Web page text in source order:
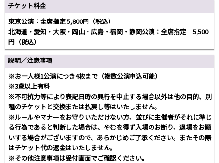
チケット料金
東京公演：全席指定 5,800円（税込）
北海道・愛知・大阪・岡山・広島・福岡・静岡公演：全席指定 5,500
円（税込）
説明／注意事項
※お一人様1公演につき4枚まで（複数公演申込可能）
※3歳以上有料
※不可抗力等により表記日時の興行を中止する場合以外は他の目的、別
種のチケットと交換または払戻し等はいたしません。
※ルールやマナーをお守りいただけない方、並びに主催者がそれに準じ
る行為であると判断した場合は、やむを得ず入場のお断り、退場をお願
いする場合がございますので、あらかじめご了承ください。またその際
はチケット代の返金はいたしません。
※その他注意事項は受付画面でご確認ください。